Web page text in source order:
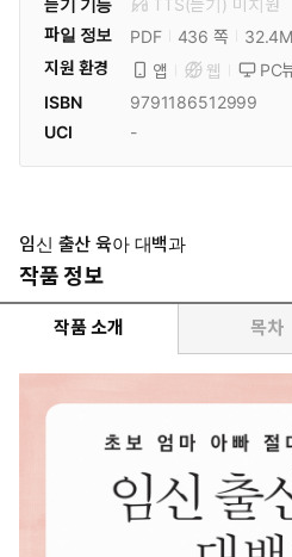
듣기 기능
TTS(듣기) 미 지원
파일 정보
PDF 436 쪽
지원 환경
앱 웹 PC
ISBN
9791186512999
UCI
-
임신 출산 육아 대백과
작품 정보
작품 소개 목차